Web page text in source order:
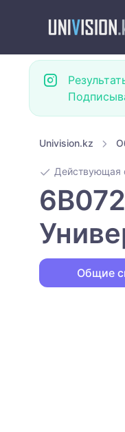
Univision.kz
Действующая
Общие